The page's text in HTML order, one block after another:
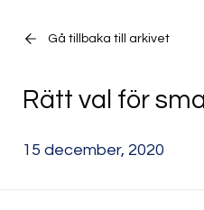
Gå tillbaka till arkivet
Rätt val för
15 december, 2020